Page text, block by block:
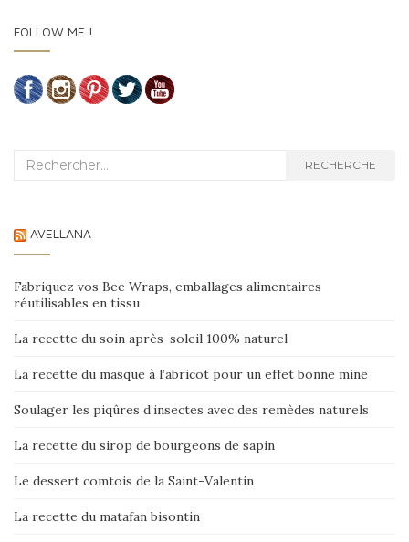
FOLLOW ME !
Recherche : RECHERCHE
AVELLANA
Fabriquez vos Bee Wraps, emballages alimentaires
réutilisables en tissu
La recette du soin après-soleil 100% naturel
La recette du masque à l’abricot pour un effet bonne mine
Soulager les piqûres d’insectes avec des remèdes naturels
La recette du sirop de bourgeons de sapin
Le dessert comtois de la Saint-Valentin
La recette du matafan bisontin